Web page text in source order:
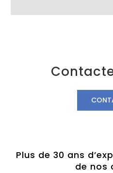
Plus de 30 ans
de nos